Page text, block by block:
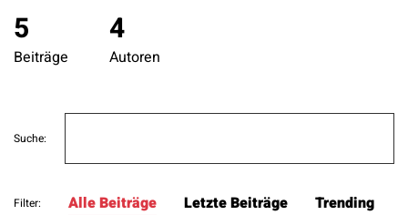
Newsletter
Kontakt
5
Beiträge
4
Autoren
Suche:
Filter: Alle Beiträge Letzte Beiträge Trending